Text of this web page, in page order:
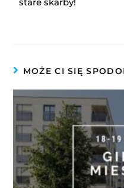
MOŻE CI SIĘ